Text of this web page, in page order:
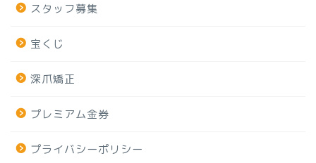
スタッフ募集
宝くじ
深爪矯正
プレミアム金券
プライバシーポリシー